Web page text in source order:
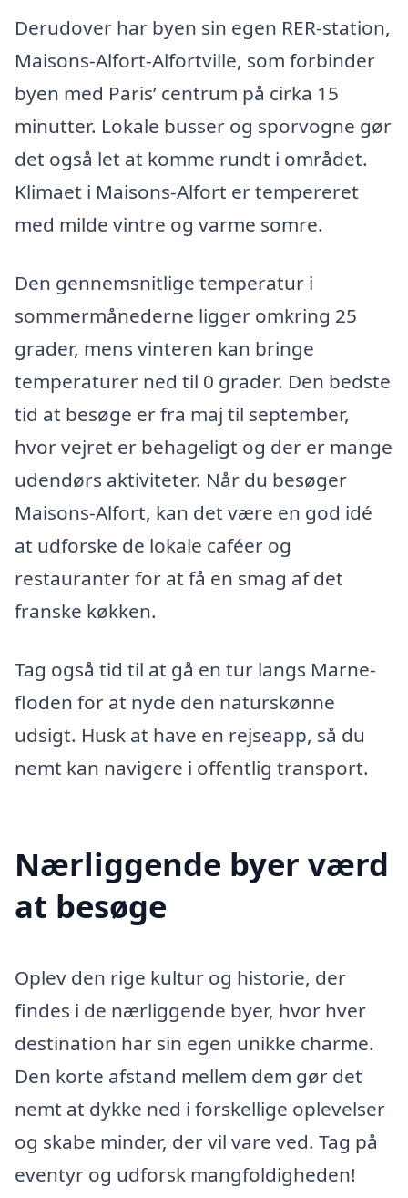
Derudover har byen sin egen RER-station,
Maisons-Alfort-Alfortville, som forbinder
byen med Paris’ centrum på cirka 15
minutter. Lokale busser og sporvogne gør
det også let at komme rundt i området.
Klimaet i Maisons-Alfort er tempereret
med milde vintre og varme somre.
Den gennemsnitlige temperatur i
sommermånederne ligger omkring 25
grader, mens vinteren kan bringe
temperaturer ned til 0 grader. Den bedste
tid at besøge er fra maj til september,
hvor vejret er behageligt og der er mange
udendørs aktiviteter. Når du besøger
Maisons-Alfort, kan det være en god idé
at udforske de lokale caféer og
restauranter for at få en smag af det
franske køkken.
Tag også tid til at gå en tur langs Marne-
floden for at nyde den naturskønne
udsigt. Husk at have en rejseapp, så du
nemt kan navigere i offentlig transport.
Nærliggende byer værd
at besøge
Oplev den rige kultur og historie, der
findes i de nærliggende byer, hvor hver
destination har sin egen unikke charme.
Den korte afstand mellem dem gør det
nemt at dykke ned i forskellige oplevelser
og skabe minder, der vil vare ved. Tag på
eventyr og udforsk mangfoldigheden!